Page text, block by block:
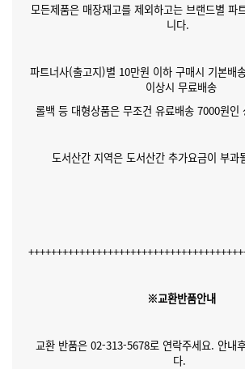
모든제품은 매장재고를 제외하고는 브랜드별 파
니다.
파트너사(출고지)별 10만원 이하 구매시 기본배
이상시 무료배송
롤백 등 대형상품은 무조건 유료배송 7000원인
도서산간 지역은 도서산간 추가요금이 부과
※교환반품안내
교환 반품은 02-313-5678로 연락주세요. 안내
다.